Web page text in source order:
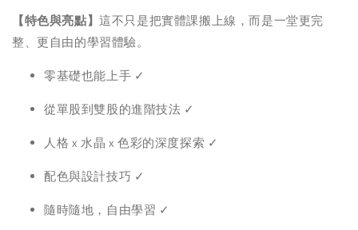
【特色與亮點】這不只是把實體課搬上線，而是一堂更完
整、更自由的學習體驗。
零基礎也能上手 ✓
從單股到雙股的進階技法 ✓
人格 x 水晶 x 色彩的深度探索 ✓
配色與設計技巧 ✓
隨時隨地，自由學習 ✓